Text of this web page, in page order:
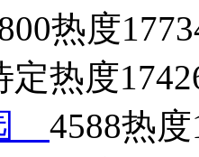
热度
定热度
4588热度